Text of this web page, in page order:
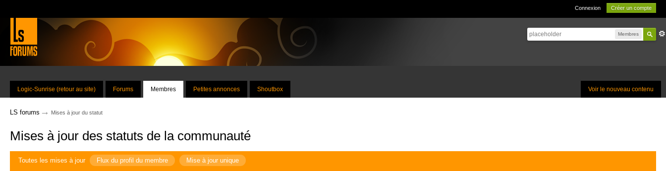
Connexion Créer un compte
Membres
Voir le nouveau contenu
Logic-Sunrise (retour au site) Forums Membres Petites annonces Shoutbox
LS forums → Mises à jour du statut
Mises à jour des statuts de la communauté
Toutes les mises à jour Flux du profil du membre Mise à jour unique